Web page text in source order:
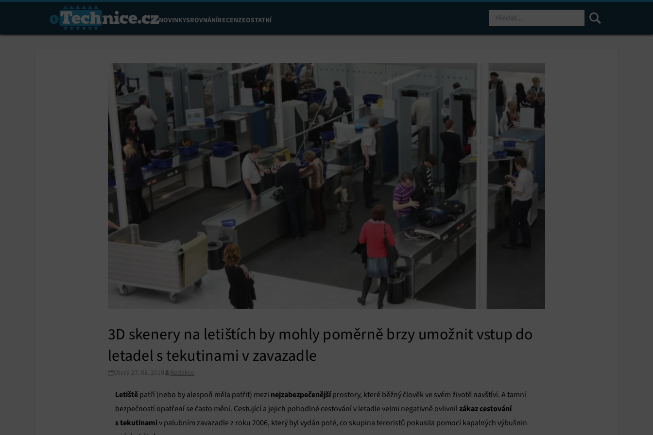
NOVINKYSROVNÁNÍRECENZEOSTATNÍ
3D skenery na letištích by mohly poměrně brzy umožnit vstup do
letadel s tekutinami v zavazadle
Úterý 27. 08. 2019 Redakce
Letiště patří (nebo by alespoň měla patřit) mezi nejzabezpečenějšíprostory, které běžný člověk ve svém životě navštíví. A tamní
bezpečností opatření se často mění. Cestující a jejich pohodlné cestování v letadle velmi negativně ovlivnilzákaz cestování
s tekutinamiv palubním zavazadle z roku 2006, který byl vydán poté, co skupina teroristů pokusila pomocí kapalných výbušnin